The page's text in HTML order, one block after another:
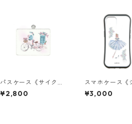
パスケース《サイクリ
ング》
¥2,800
スマホケース《
レラ》グリップ
¥3,000